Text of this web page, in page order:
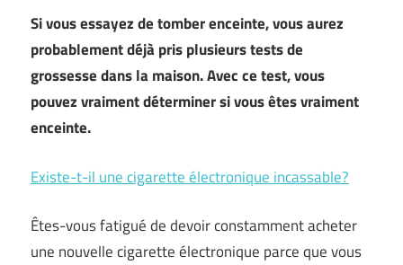
Si vous essayez de tomber enceinte, vous aurez
probablement déjà pris plusieurs tests de
grossesse dans la maison. Avec ce test, vous
pouvez vraiment déterminer si vous êtes vraiment
enceinte.
Existe-t-il une cigarette électronique incassable?
Êtes-vous fatigué de devoir constamment acheter
une nouvelle cigarette électronique parce que vous